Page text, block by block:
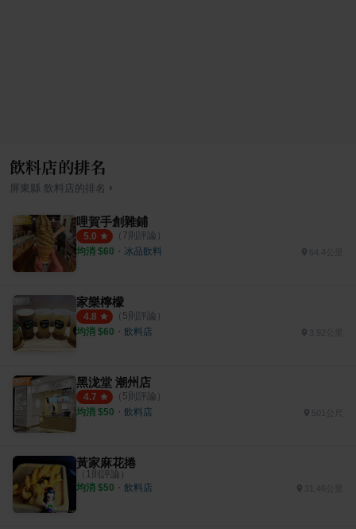
飲料店的排名
屏東縣 飲料店的排名 ›
哩賀手創雜鋪
5.0 （ 7則評論）
均消 $60 ・ 冰品飲料 64.4公里
家樂檸檬
4.8 （ 5則評論）
均消 $60 ・ 飲料店
黑泷堂 潮州店
4.7 （ 5則評論）
均消 $50 ・ 飲料店 501公尺
黃家麻花捲
（ 1則評論）
均消 $50 ・ 飲料店 31.46公里